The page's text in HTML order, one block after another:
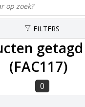
FILTERS
(FAC117)
0